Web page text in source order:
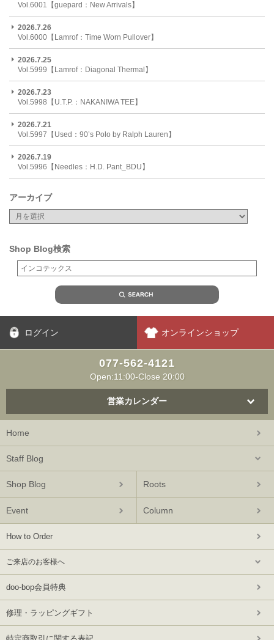
Vol.6001【guepard：New Arrivals】
2026.7.26
Vol.6000【Lamrof：Time Worn Pullover】
2026.7.25
Vol.5999【Lamrof：Diagonal Thermal】
2026.7.23
Vol.5998【U.T.P.：NAKANIWA TEE】
2026.7.21
Vol.5997【Used：90’s Polo by Ralph Lauren】
2026.7.19
Vol.5996【Needles：H.D. Pant_BDU】
アーカイブ
Shop Blog検索
ログイン オンラインショップ
077-562-4121
Open:11:00-Close 20:00
営業カレンダー
Home
Staff Blog
Shop Blog Roots
Event Column
How to Order
ご来店のお客様へ
doo-bop会員特典
修理・ラッピングギフト